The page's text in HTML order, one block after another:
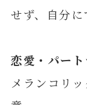
せず、自分に
恋愛・パー
メランコリ